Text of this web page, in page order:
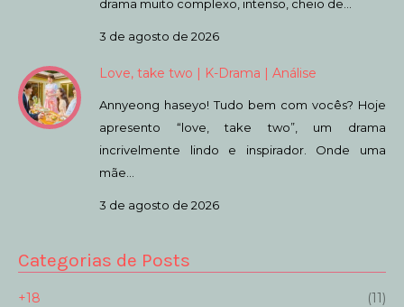
drama muito complexo, intenso, cheio de…
3 de agosto de 2026
Love, take two | K-Drama | Análise
Annyeong haseyo! Tudo bem com vocês? Hoje
apresento “love, take two”, um drama
incrivelmente lindo e inspirador. Onde uma
mãe…
3 de agosto de 2026
Categorias de Posts
+18
(11)